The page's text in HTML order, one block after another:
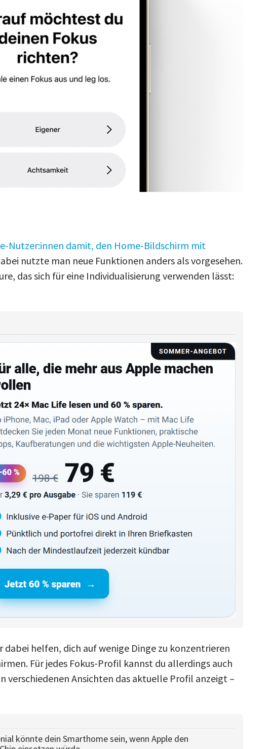
Nutzer:innen damit, den Home-Bildschirm mit
nutzte man neue Funktionen anders als vorgesehen.
das sich für eine Individualisierung verwenden lässt:
dabei helfen, dich auf wenige Dinge zu konzentrieren
Für jedes Fokus-Profil kannst du allerdings auch
verschiedenen Ansichten das aktuelle Profil anzeigt –
könnte dein Smarthome sein, wenn Apple den